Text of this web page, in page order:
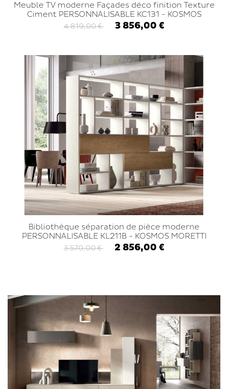
Meuble TV moderne Façades déco finition Texture
Ciment PERSONNALISABLE KC131 - KOSMOS
MORETTI COMPACT
4 819,00 € 3 856,00 €
Bibliothèque séparation de pièce moderne
PERSONNALISABLE KL211B - KOSMOS MORETTI
COMPACT
3 570,00 € 2 856,00 €